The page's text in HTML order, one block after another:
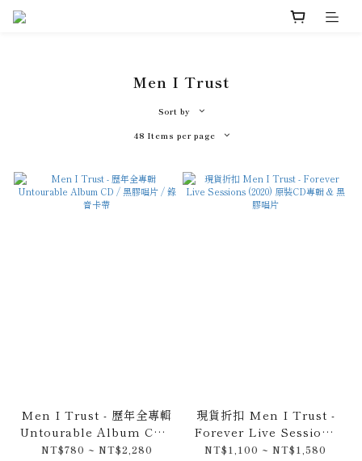
Men I Trust
Sort by
48 Items per page
Men I Trust - 歷年全專輯
Untourable Album CD /
黑膠唱片 / 錄音卡帶
NT$780 ~ NT$2,280
現貨折扣 Men I Trust -
Forever Live Sessions
(2020) 原裝CD專輯 & 黑膠
NT$1,100 ~ NT$1,580